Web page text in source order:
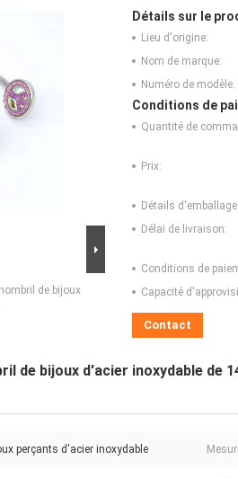
de bijoux
Détails sur le
Lieu d'origine:
Nom de marque:
Numéro de modèle:
Conditions de
Quantité de
Prix:
Détails d'emballage:
Délai de livraison:
Conditions de
Capacité
Contact
de bijoux d'acier inoxydable de
perçants d'acier inoxydable